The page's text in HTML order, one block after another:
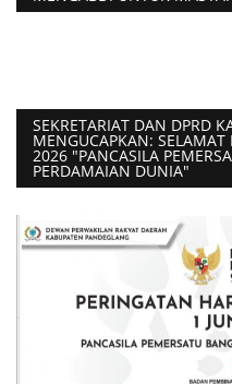
SEKRETARIAT DAN DPRD
MENGUCAPKAN: SELAMAT
2026 "PANCASILA
PERDAMAIAN DUNIA"